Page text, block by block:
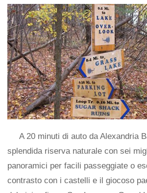
A 20 minuti di auto da Alexandria
splendida riserva naturale con sei
panoramici per facili passeggiate o
contrasto con i castelli e il giocoso